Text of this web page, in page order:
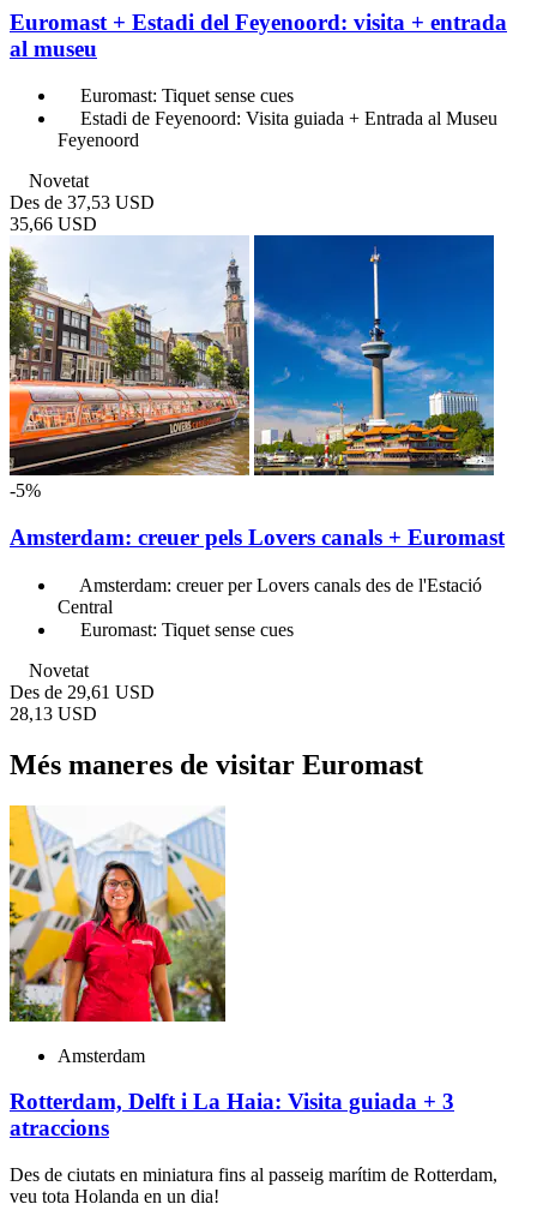
Euromast + Estadi del Feyenoord: visita + entrada
al museu
Euromast: Tiquet sense cues
Estadi de Feyenoord: Visita guiada + Entrada al Museu
Feyenoord
Novetat
Des de 37,53 USD
35,66 USD
-5%
Amsterdam: creuer pels Lovers canals + Euromast
Amsterdam: creuer per Lovers canals des de l'Estació
Central
Euromast: Tiquet sense cues
Novetat
Des de 29,61 USD
28,13 USD
Més maneres de visitar Euromast
Amsterdam
Rotterdam, Delft i La Haia: Visita guiada + 3
atraccions
Des de ciutats en miniatura fins al passeig marítim de Rotterdam,
veu tota Holanda en un dia!